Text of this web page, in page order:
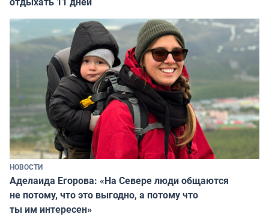
НОВОСТИ
Аделаида Егорова: «На Севере люди общаются
не потому, что это выгодно, а потому что
ты им интересен»